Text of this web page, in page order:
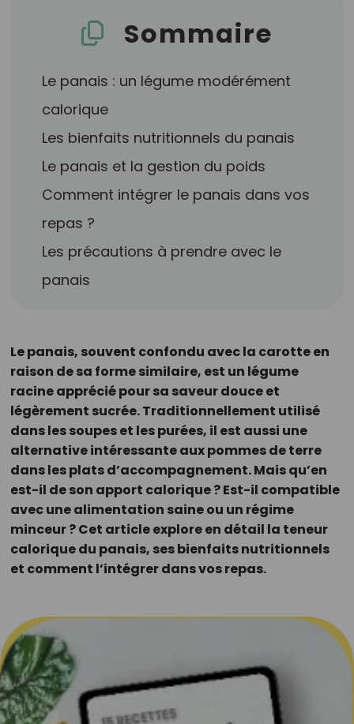
Sommaire
Le panais : un légume modérément
calorique
Les bienfaits nutritionnels du panais
Le panais et la gestion du poids
Comment intégrer le panais dans vos
repas ?
Les précautions à prendre avec le
panais
Le panais, souvent confondu avec la carotte en
raison de sa forme similaire, est un légume
racine apprécié pour sa saveur douce et
légèrement sucrée. Traditionnellement utilisé
dans les soupes et les purées, il est aussi une
alternative intéressante aux pommes de terre
dans les plats d’accompagnement. Mais qu’en
est-il de son apport calorique ? Est-il compatible
avec une alimentation saine ou un régime
minceur ? Cet article explore en détail la teneur
calorique du panais, ses bienfaits nutritionnels
et comment l’intégrer dans vos repas.